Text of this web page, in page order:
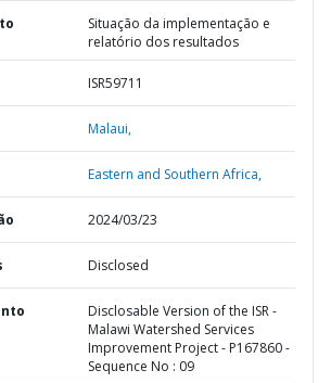
Situação da implementação e
relatório dos resultados
ISR59711
Malaui,
Eastern and Southern Africa,
2024/03/23
Disclosed
Disclosable Version of the ISR -
Malawi Watershed Services
Improvement Project - P167860 -
Sequence No : 09